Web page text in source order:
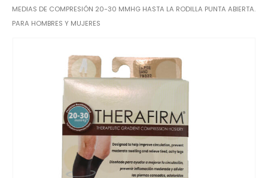
MEDIAS DE COMPRESIÓN 20-30 MMHG HASTA LA RODILLA PUNTA ABIERTA.
PARA HOMBRES Y MUJERES